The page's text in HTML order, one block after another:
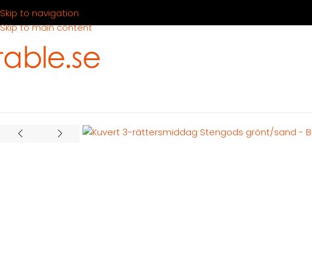
Skip to navigation
Skip to main content